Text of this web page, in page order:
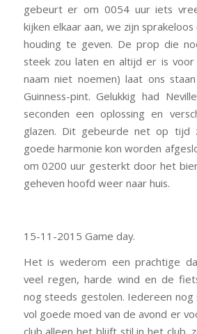
gebeurt er om 0054 uur iets
kijken elkaar aan, we zijn
houding te geven. De prop die
steek zou laten en altijd er is voor
naam niet noemen) laat ons
Guinness-pint. Gelukkig had
seconden een oplossing en
glazen. Dit gebeurde net op tijd
goede harmonie kon worden
om 0200 uur gesterkt door het
geheven hoofd weer naar huis.
15-11-2015 Game day.
Het is wederom een prachtige
veel regen, harde wind en de
nog steeds gestolen. Iedereen
vol goede moed van de avond er